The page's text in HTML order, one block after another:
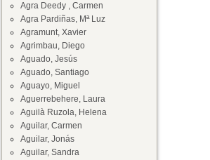
Agra Deedy , Carmen
Agra Pardiñas, Mª Luz
Agramunt, Xavier
Agrimbau, Diego
Aguado, Jesús
Aguado, Santiago
Aguayo, Miguel
Aguerrebehere, Laura
Aguilà Ruzola, Helena
Aguilar, Carmen
Aguilar, Jonás
Aguilar, Sandra